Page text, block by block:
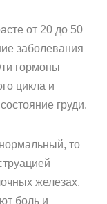
от 20 до 50
заболевания
гормоны
цикла и
груди.
то
железах.
боль и